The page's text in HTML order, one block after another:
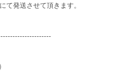
て発送させて頂きます。